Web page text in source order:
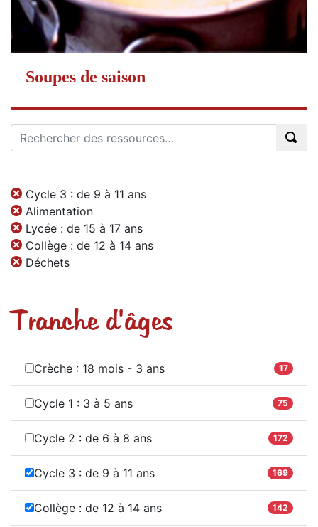
Soupes de saison
Cycle 3 : de 9 à 11 ans
Alimentation
Lycée : de 15 à 17 ans
Collège : de 12 à 14 ans
Déchets
Tranche d'âges
Crèche : 18 mois - 3 ans 17
Cycle 1 : 3 à 5 ans 75
Cycle 2 : de 6 à 8 ans 172
Cycle 3 : de 9 à 11 ans 169
Collège : de 12 à 14 ans 142